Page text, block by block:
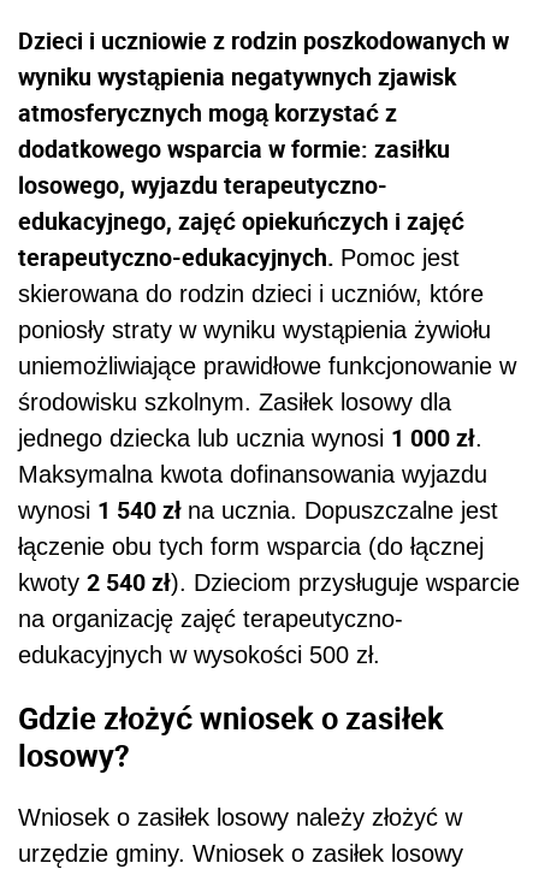
Dzieci i uczniowie z rodzin poszkodowanych w
wyniku wystąpienia negatywnych zjawisk
atmosferycznych mogą korzystać z
dodatkowego wsparcia w formie: zasiłku
losowego, wyjazdu terapeutyczno-
edukacyjnego, zajęć opiekuńczych i zajęć
terapeutyczno-edukacyjnych. Pomoc jest
skierowana do rodzin dzieci i uczniów, które
poniosły straty w wyniku wystąpienia żywiołu
uniemożliwiające prawidłowe funkcjonowanie w
środowisku szkolnym. Zasiłek losowy dla
jednego dziecka lub ucznia wynosi 1 000 zł.
Maksymalna kwota dofinansowania wyjazdu
wynosi 1 540 zł na ucznia. Dopuszczalne jest
łączenie obu tych form wsparcia (do łącznej
kwoty 2 540 zł). Dzieciom przysługuje wsparcie
na organizację zajęć terapeutyczno-
edukacyjnych w wysokości 500 zł.
Gdzie złożyć wniosek o zasiłek
losowy?
Wniosek o zasiłek losowy należy złożyć w
urzędzie gminy. Wniosek o zasiłek losowy